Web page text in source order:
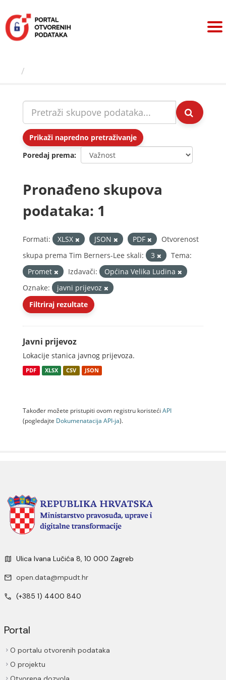
sadržaj
Prikaži napredno pretraživanje
Poredaj prema
Pronađeno skupova
podataka: 1
Formati: XLSX JSON PDF
Otvorenost
skupa prema Tim Berners-Lee skali:
3
Tema:
Promet
Izdavači:
Općina Velika Ludina
Oznake:
javni prijevoz
Filtriraj rezultate
Javni prijevoz
Lokacije stanica javnog prijevoza.
PDF XLSX CSV JSON
Također možete pristupiti ovom registru koristeći API
(pogledajte Dokumenаtаcijа API-jа).